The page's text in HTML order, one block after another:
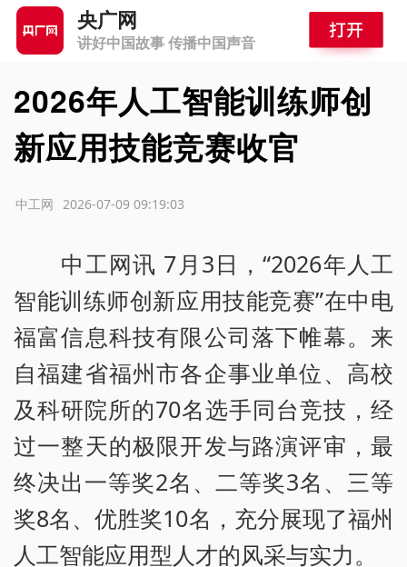
央广网
讲好中国故事 传播中国声音
2026年人工智能训练师创
新应用技能竞赛收官
2026-07-09 09:19:03
中工网
中工网讯 7月3日，“2026年人工
智能训练师创新应用技能竞赛”在中电
福富信息科技有限公司落下帷幕。来
自福建省福州市各企事业单位、高校
及科研院所的70名选手同台竞技，经
过一整天的极限开发与路演评审，最
终决出一等奖2名、二等奖3名、三等
奖8名、优胜奖10名，充分展现了福州
人工智能应用型人才的风采与实力。